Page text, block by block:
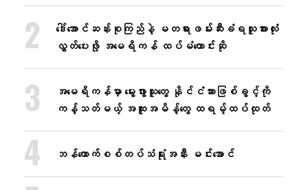
ဒေါ်အောင်ဆန်းစုကြည်နဲ့ မတရားဖမ်းဆီးခံရသူအားလုံး
လွှတ်ပေးဖို့ အမေရိကန် ထပ်မံတောင်းဆို
အမေရိကန်မှာ မွေးဖွားသူတွေ နိုင်ငံသားဖြစ်ခွင့်ကို
ကန့်သတ်မယ့် အထူးအမိန့်တွေ ထရမ့်ထပ်ထုတ်
ဘန်​ကောက်စစ်တပ်သံရုံးအနီး မင်း​အောင်